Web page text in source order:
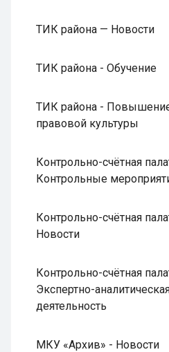
ТИК района — Новости
ТИК района - Обучение
ТИК района -
правовой культуры
Контрольно-счётная
Контрольные
Контрольно-счётная
Новости
Контрольно-счётная
Экспертно-
деятельность
МКУ «Архив» - Новости